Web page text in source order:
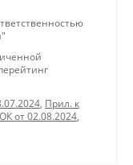
, Прил. к
от 02.08.2024,